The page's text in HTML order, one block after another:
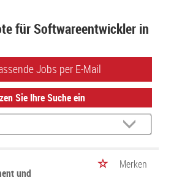
für Softwareentwickler in
Jobs per E-Mail
Sie Ihre Suche ein
und
Merken